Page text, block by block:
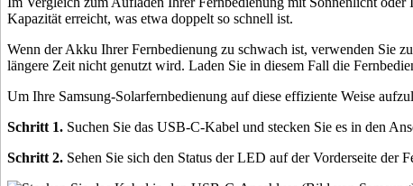
Kapazität erreicht, was etwa doppelt so schnell ist.
Wenn der Akku Ihrer Fernbedienung zu schwach ist, verwenden Sie
längere Zeit nicht genutzt wird. Laden Sie in diesem Fall die
Um Ihre Samsung-Solarfernbedienung auf diese effiziente Weise
Schritt 1. Suchen Sie das USB-C-Kabel und stecken Sie es in den
Schritt 2. Sehen Sie sich den Status der LED auf der Vorderseite